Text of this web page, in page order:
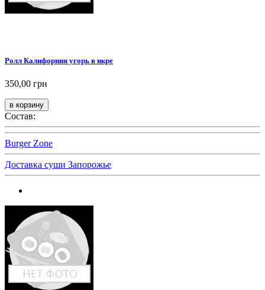
Ролл Калифорния угорь в икре
350,00 грн
Состав:
Burger Zone
Доставка суши Запорожье